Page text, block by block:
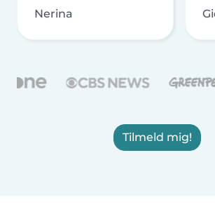
Nerina
Tilmeld mig!